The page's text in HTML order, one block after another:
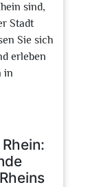
sind,
Stadt
Sie sich
erleben
in